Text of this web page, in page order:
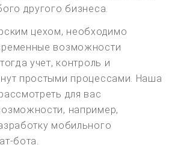
другого бизнеса.
цехом, необходимо
возможности
учет, контроль и
простыми процессами. Наша
для вас
например,
мобильного
бота.